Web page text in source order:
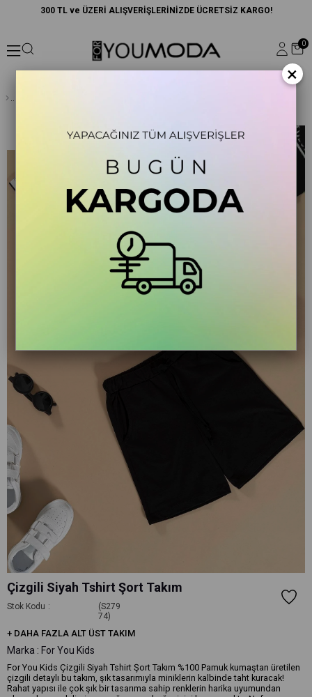
300 TL ve ÜZERİ ALIŞVERİŞLERİNİZDE ÜCRETSİZ KARGO!
0
Çizgili Siyah Tshirt Şort Takım
Stok Kodu
(S279
74)
+ DAHA FAZLA ALT ÜST TAKIM
Marka : For You Kids
For You Kids Çizgili Siyah Tshirt Şort Takım %100 Pamuk kumaştan üretilen
çizgili detaylı bu takım, şık tasarımıyla miniklerin kalbinde taht kuracak!
Rahat yapısı ile çok şık bir tasarıma sahip renklerin harika uyumundan
×